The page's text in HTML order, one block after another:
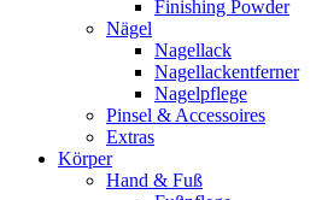
Finishing Powder
Nägel
Nagellack
Nagellackentferner
Nagelpflege
Pinsel & Accessoires
Extras
Körper
Hand & Fuß